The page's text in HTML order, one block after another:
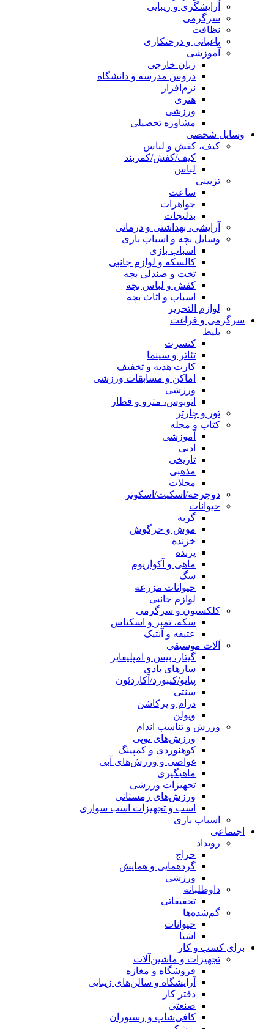
آرایشگری و زیبایی
سرگرمی
نظافت
باغبانی و درختکاری
آموزشی
زبان خارجی
دروس مدرسه و دانشگاه
نرم‌افزار
هنری
ورزشی
مشاوره تحصیلی
وسایل شخصی
کیف، کفش و لباس
کیف/کفش/کمربند
لباس
تزیینی
ساعت
جواهرات
بدلیجات
آرایشی، بهداشتی و درمانی
وسایل بچه و اسباب بازی
اسباب بازی
کالسکه و لوازم جانبی
تخت و صندلی بچه
کفش و لباس بچه
اسباب و اثاث بچه
لوازم التحریر
سرگرمی و فراغت
بلیط
کنسرت
تئاتر و سینما
کارت هدیه و تخفیف
اماکن و مسابقات ورزشی
ورزشی
اتوبوس، مترو و قطار
تور و چارتر
کتاب و مجله
آموزشی
ادبی
تاریخی
مذهبی
مجلات
دوچرخه/اسکیت/اسکوتر
حیوانات
گربه
موش و خرگوش
خزنده
پرنده
ماهی و آکواریوم
سگ
حیوانات مزرعه
لوازم جانبی
کلکسیون و سرگرمی
سکه، تمبر و اسکناس
عتیقه و آنتیک
آلات موسیقی
گیتار، بیس و امپلیفایر
سازهای بادی
پیانو/کیبورد/آکاردئون
سنتی
درام و پرکاشن
ویولن
ورزش و تناسب اندام
ورزش‌های توپی
کوهنوردی و کمپینگ
غواصی و ورزش‌های آبی
ماهیگیری
تجهیزات ورزشی
ورزش‌های زمستانی
اسب و تجهیزات اسب سواری
اسباب‌ بازی
اجتماعی
رویداد
حراج
گردهمایی و همایش
ورزشی
داوطلبانه
تحقیقاتی
گم‌شده‌ها
حیوانات
اشیا
برای کسب و کار
تجهیزات و ماشین‌آلات
فروشگاه و مغازه
آرایشگاه و سالن‌های زیبایی
دفتر کار
صنعتی
کافی‌شاپ و رستوران